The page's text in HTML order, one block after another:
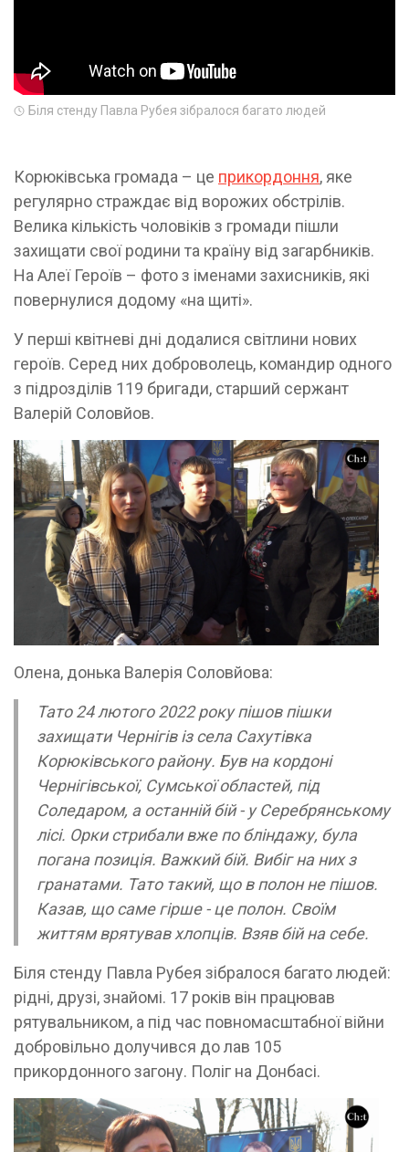
Біля стенду Павла Рубея зібралося багато людей
Корюківська громада – це прикордоння, яке
регулярно страждає від ворожих обстрілів.
Велика кількість чоловіків з громади пішли
захищати свої родини та країну від загарбників.
На Алеї Героїв – фото з іменами захисників, які
повернулися додому «на щиті».
У перші квітневі дні додалися світлини нових
героїв. Серед них доброволець, командир одного
з підрозділів 119 бригади, старший сержант
Валерій Соловйов.
Олена, донька Валерія Соловйова:
Тато 24 лютого 2022 року пішов пішки
захищати Чернігів із села Сахутівка
Корюківського району. Був на кордоні
Чернігівської, Сумської областей, під
Соледаром, а останній бій - у Серебрянському
лісі. Орки стрибали вже по бліндажу, була
погана позиція. Важкий бій. Вибіг на них з
гранатами. Тато такий, що в полон не пішов.
Казав, що саме гірше - це полон. Своїм
життям врятував хлопців. Взяв бій на себе.
Біля стенду Павла Рубея зібралося багато людей:
рідні, друзі, знайомі. 17 років він працював
рятувальником, а під час повномасштабної війни
добровільно долучився до лав 105
прикордонного загону. Поліг на Донбасі.